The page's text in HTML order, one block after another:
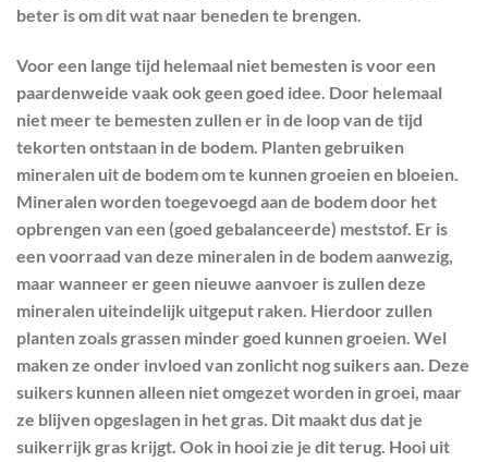
beter is om dit wat naar beneden te brengen.
Voor een lange tijd helemaal niet bemesten is voor een
paardenweide vaak ook geen goed idee. Door helemaal
niet meer te bemesten zullen er in de loop van de tijd
tekorten ontstaan in de bodem. Planten gebruiken
mineralen uit de bodem om te kunnen groeien en bloeien.
Mineralen worden toegevoegd aan de bodem door het
opbrengen van een (goed gebalanceerde) meststof. Er is
een voorraad van deze mineralen in de bodem aanwezig,
maar wanneer er geen nieuwe aanvoer is zullen deze
mineralen uiteindelijk uitgeput raken. Hierdoor zullen
planten zoals grassen minder goed kunnen groeien. Wel
maken ze onder invloed van zonlicht nog suikers aan. Deze
suikers kunnen alleen niet omgezet worden in groei, maar
ze blijven opgeslagen in het gras. Dit maakt dus dat je
suikerrijk gras krijgt. Ook in hooi zie je dit terug. Hooi uit